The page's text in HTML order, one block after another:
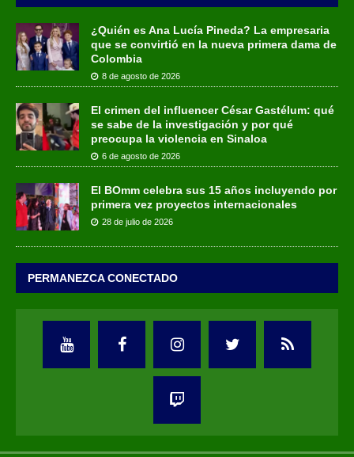
¿Quién es Ana Lucía Pineda? La empresaria
que se convirtió en la nueva primera dama de
Colombia
8 de agosto de 2026
El crimen del influencer César Gastélum: qué
se sabe de la investigación y por qué
preocupa la violencia en Sinaloa
6 de agosto de 2026
El BOmm celebra sus 15 años incluyendo por
primera vez proyectos internacionales
28 de julio de 2026
PERMANEZCA CONECTADO